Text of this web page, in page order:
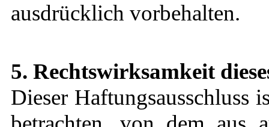
ausdrücklich vorbehalten.
5. Rechtswirksamkeit
Dieser Haftungsausschluss